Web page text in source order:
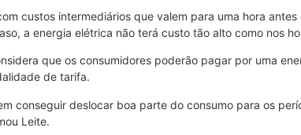
custos intermediários que valem para uma hora
a energia elétrica não terá custo tão alto como nos
que os consumidores poderão pagar por uma
de tarifa.
conseguir deslocar boa parte do consumo para os
Leite.